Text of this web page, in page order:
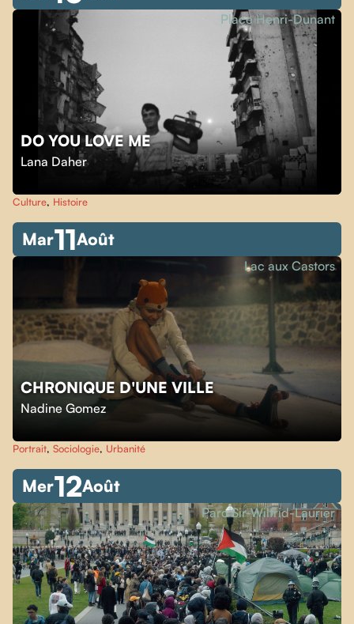
DO YOU LOVE ME
Lana Daher
Place Henri-Dunant
Culture, Histoire
Mar11Août
CHRONIQUE D'UNE VILLE
Nadine Gomez
Lac aux Castors
Portrait, Sociologie, Urbanité
Mer12Août
Parc Sir-Wilfrid-Laurier